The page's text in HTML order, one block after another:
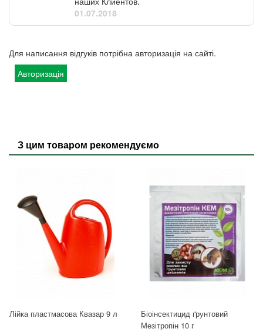
01.07.2018
Для написання відгуків потрібна авторизація на сайті.
Авторизація
З цим товаром рекомендуємо
Лійка пластмасова Квазар 9 л
Біоінсектицид ґрунтовий
Мезітропін 10 г